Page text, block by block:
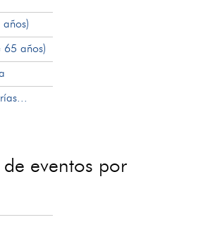
65 años)
eventos por